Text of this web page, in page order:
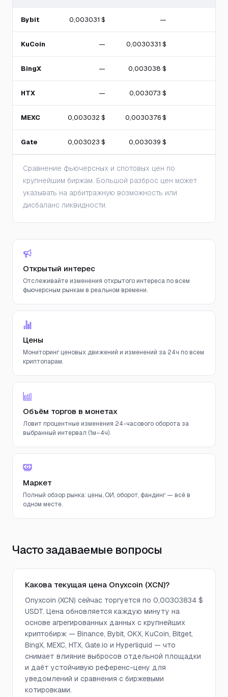
Bybit 0,003031 $ —
KuCoin — 0,0030331 $
BingX — 0,003038 $
HTX — 0,003073 $
MEXC 0,003032 $ 0,0030376 $
Gate 0,003023 $ 0,003039 $
Сравнение фьючерсных и спотовых цен по
крупнейшим биржам. Большой разброс цен может
указывать на арбитражную возможность или
дисбаланс ликвидности.
Открытый интерес
Отслеживайте изменения открытого интереса по всем
фьючерсным рынкам в реальном времени.
Цены
Мониторинг ценовых движений и изменений за 24ч по всем
криптопарам.
Объём торгов в монетах
Ловит процентные изменения 24-часового оборота за
выбранный интервал (1м–4ч).
Маркет
Полный обзор рынка: цены, ОИ, оборот, фандинг — всё в
одном месте.
Часто задаваемые вопросы
Какова текущая цена Onyxcoin (XCN)?
Onyxcoin (XCN) сейчас торгуется по 0,00303834 $
USDT. Цена обновляется каждую минуту на
основе агрегированных данных с крупнейших
криптобирж — Binance, Bybit, OKX, KuCoin, Bitget,
BingX, MEXC, HTX, Gate.io и Hyperliquid — что
снимает влияние выбросов отдельной площадки
и даёт устойчивую референс-цену для
уведомлений и сравнения с биржевыми
котировками.